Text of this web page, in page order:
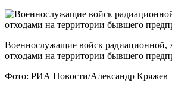
Военнослужащие войск радиационной,
отходами на территории бывшего
Фото: РИА Новости/Александр Кряжев